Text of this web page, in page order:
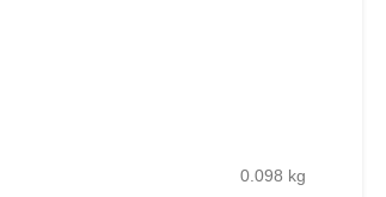
0.098 kg